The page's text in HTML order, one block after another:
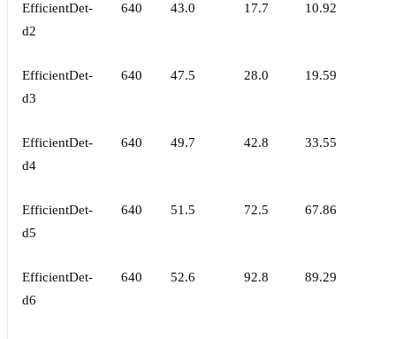
EfficientDet-
d2
640 43.0 17.7 10.92
EfficientDet-
d3
640 47.5 28.0 19.59
EfficientDet-
d4
640 49.7 42.8 33.55
EfficientDet-
d5
640 51.5 72.5 67.86
EfficientDet-
d6
640 52.6 92.8 89.29